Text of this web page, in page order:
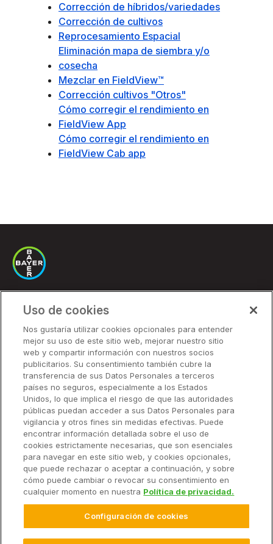
Corrección de híbridos/variedades
Corrección de cultivos
Reprocesamiento Espacial
Eliminación mapa de siembra y/o
cosecha
Mezclar en FieldView™
Corrección cultivos "Otros"
Cómo corregir el rendimiento en
FieldView App
Cómo corregir el rendimiento en
FieldView Cab app
Soluciones
Precios
Socios
Soluciones
Recursos
Empresa
© 2026 Climate LLC. Reservados todos los derechos.
Uso de cookies
Nos gustaría utilizar cookies opcionales para entender
mejor su uso de este sitio web, mejorar nuestro sitio
web y compartir información con nuestros socios
publicitarios. Su consentimiento también cubre la
transferencia de sus Datos Personales a terceros
países no seguros, especialmente a los Estados
Unidos, lo que implica el riesgo de que las autoridades
públicas puedan acceder a sus Datos Personales para
vigilancia y otros fines sin medidas efectivas. Puede
encontrar información detallada sobre el uso de
cookies estrictamente necesarias, que son esenciales
para navegar en este sitio web, y cookies opcionales,
que puede rechazar o aceptar a continuación, y sobre
cómo puede cambiar o revocar su consentimiento en
cualquier momento en nuestra Política de privacidad.
Configuración de cookies